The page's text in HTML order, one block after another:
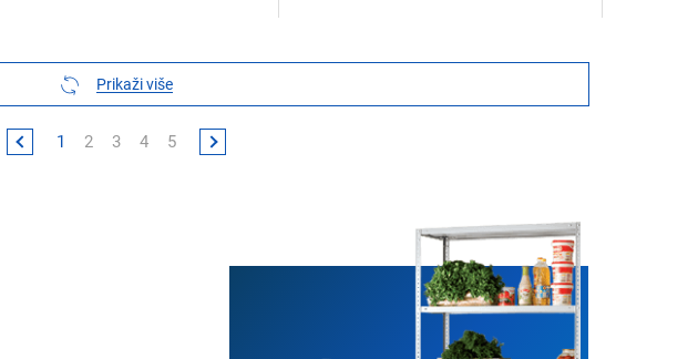
Prikaži više
1 2 3 4 5